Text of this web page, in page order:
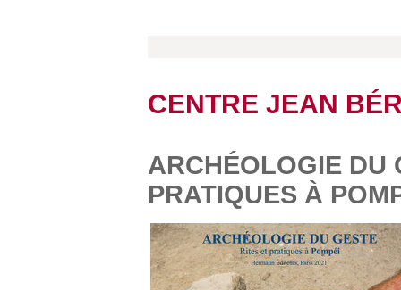
CENTRE JEAN
ARCHÉOLOGIE DU
PRATIQUES À